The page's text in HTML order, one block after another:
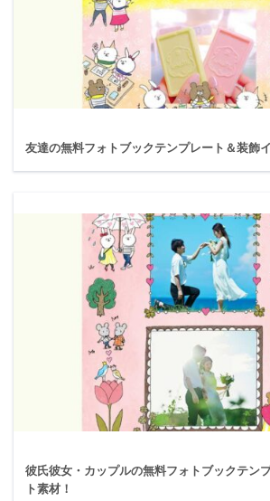
友達の無料フォトブックテンプレート＆装飾
彼氏彼女・カップルの無料フォトブックテン
ト素材！